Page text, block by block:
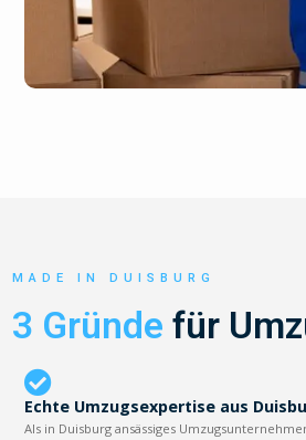
MADE IN DUISBURG
3 Gründe für
Echte Umzugsexpertise aus
Als in Duisburg ansässiges